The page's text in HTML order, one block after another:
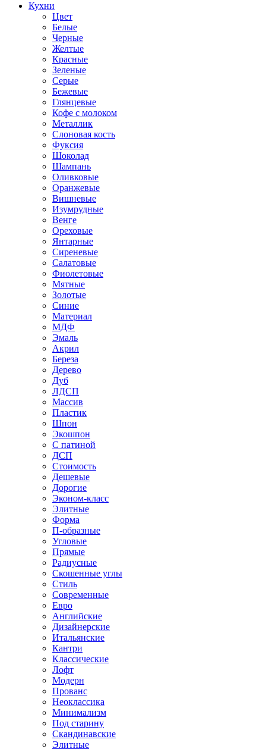
Кухни
Цвет
Белые
Черные
Желтые
Красные
Зеленые
Серые
Бежевые
Глянцевые
Кофе с молоком
Металлик
Слоновая кость
Фуксия
Шоколад
Шампань
Оливковые
Оранжевые
Вишневые
Изумрудные
Венге
Ореховые
Янтарные
Сиреневые
Салатовые
Фиолетовые
Мятные
Золотые
Синие
Материал
МДФ
Эмаль
Акрил
Береза
Дерево
Дуб
ЛДСП
Массив
Пластик
Шпон
Экошпон
С патиной
ДСП
Стоимость
Дешевые
Дорогие
Эконом-класс
Элитные
Форма
П-образные
Угловые
Прямые
Радиусные
Скошенные углы
Стиль
Современные
Евро
Английские
Дизайнерские
Итальянские
Кантри
Классические
Лофт
Модерн
Прованс
Неоклассика
Минимализм
Под старину
Скандинавские
Элитные